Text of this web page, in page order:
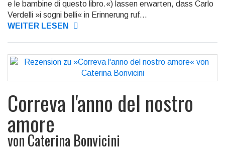
e le bambine di questo libro.«) lassen er­warten, dass Carlo
Ver­del­li »i sogni belli« in Erinnerung ruf...
WEITER LESEN
Correva l'anno del nostro
amore
vonCaterina Bonvicini